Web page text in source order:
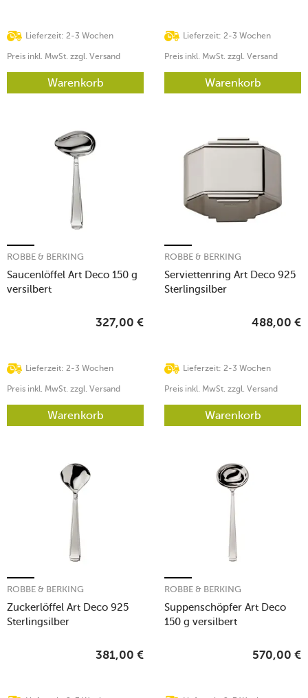
Lieferzeit: 2-3 Wochen
Preis inkl. MwSt. zzgl. Versand
Warenkorb
Lieferzeit: 2-3 Wochen
Preis inkl. MwSt. zzgl. Versand
Warenkorb
Saucenlöffel Art Deco 150 g
versilbert
ROBBE & BERKING
Lieferzeit: 2-3 Wochen
327,00 €
Preis inkl. MwSt. zzgl. Versand
Warenkorb
Serviettenring Art Deco 925
Sterlingsilber
ROBBE & BERKING
Lieferzeit: 2-3 Wochen
488,00 €
Preis inkl. MwSt. zzgl. Versand
Warenkorb
Zuckerlöffel Art Deco 925
Sterlingsilber
ROBBE & BERKING
381,00 €
Suppenschöpfer Art Deco
150 g versilbert
ROBBE & BERKING
570,00 €